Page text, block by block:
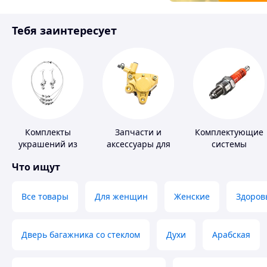
Инструмент
Тебя заинтересует
Комплекты
украшений из
Запчасти и
аксессуары для
Комплектующие
системы
Что ищут
Все товары Для женщин Женские
Дверь багажника со стеклом Духи Арабская